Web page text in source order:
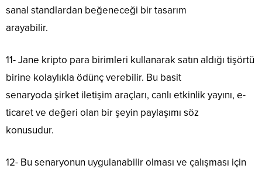
sanal standlardan beğeneceği bir tasarım
arayabilir.
11- Jane kripto para birimleri kullanarak satın aldığı tişörtü
birine kolaylıkla ödünç verebilir. Bu basit
senaryoda şirket iletişim araçları, canlı etkinlik yayını, e-
ticaret ve değeri olan bir şeyin paylaşımı söz
konusudur.
12- Bu senaryonun uygulanabilir olması ve çalışması için